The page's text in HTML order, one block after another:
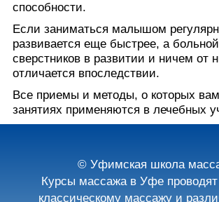
способности.
Если заниматься малышом
развивается еще быстрее, а больной
сверстников в развитии и ничем от
отличается впоследствии.
Все приемы и методы, о которых
занятиях применяются в лечебных
© Уфимская школа
Курсы массажа в Уфе
классическому массажу и